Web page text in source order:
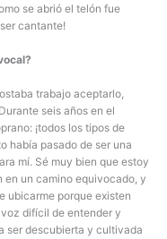
se abrió el telón fue
cantante!
trabajo aceptarlo,
seis años en el
¡todos los tipos de
había pasado de ser una
mí. Sé muy bien que estoy
en un camino equivocado, y
ubicarme porque existen
difícil de entender y
ser descubierta y cultivada